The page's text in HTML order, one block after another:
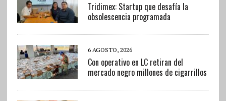
Tridimex: Startup que desafía la
obsolescencia programada
6 AGOSTO, 2026
Con operativo en LC retiran del
mercado negro millones de cigarrillos